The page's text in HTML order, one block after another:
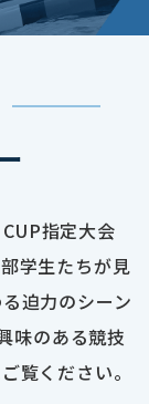
指定大会
学生たちが見
迫力のシーン
味のある競技
覧ください。